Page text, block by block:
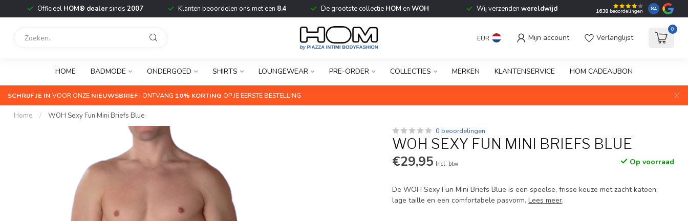
Officieel HOM® dealersinds 2007 Klanten beoordelen ons met een 8.4 De grootste collectie HOM en WOH Wij verzenden wereldwijd 1638 beoordelingen 8.4
EUR Mijn account Verlanglijst
0
HOME BADMODE ONDERGOED SHIRTS LOUNGEWEAR PRE-ORDER COLLECTIES MERKEN KLANTENSERVICE HOM CADEAUBON
SCHRIJF JE IN VOOR ONZE NIEUWSBRIEF| ONTVANG 10% KORTING OP JE EERSTE BESTELLING
Home / WOH Sexy Fun Mini Briefs Blue
0 beoordelingen
WOH SEXY FUN MINI BRIEFS BLUE
€29,95 Incl. btw Op voorraad
De WOH Sexy Fun Mini Briefs Blue is een speelse, frisse keuze met zacht katoen,
lage taille en een comfortabele pasvorm.Lees meer.